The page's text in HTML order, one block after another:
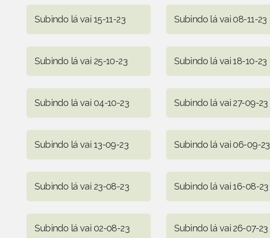
Subindo lá vai 15-11-23 Subindo lá vai 08-11-23
Subindo lá vai 25-10-23 Subindo lá vai 18-10-23
Subindo lá vai 04-10-23 Subindo lá vai 27-09-23
Subindo lá vai 13-09-23 Subindo lá vai 06-09-23
Subindo lá vai 23-08-23 Subindo lá vai 16-08-23
Subindo lá vai 02-08-23 Subindo lá vai 26-07-23